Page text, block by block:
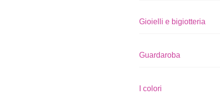
Gioielli e bigiotteria
Guardaroba
I colori